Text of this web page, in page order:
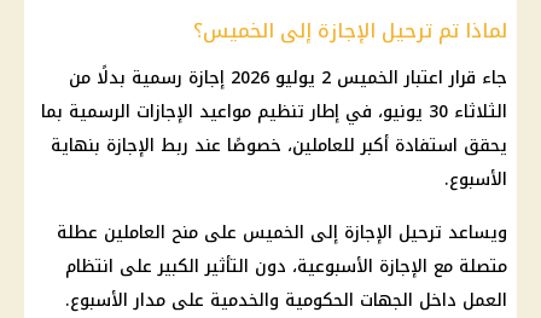
لماذا تم ترحيل الإجازة إلى الخميس؟
جاء قرار اعتبار الخميس 2 يوليو 2026 إجازة رسمية بدلًا من
الثلاثاء 30 يونيو، في إطار تنظيم مواعيد
الإجازات الرسمية بما
يحقق استفادة أكبر للعاملين، خصوصًا عند ربط الإجازة بنهاية
الأسبوع.
ويساعد ترحيل الإجازة إلى الخميس على منح العاملين عطلة
متصلة مع الإجازة الأسبوعية، دون التأثير الكبير على انتظام
العمل داخل الجهات الحكومية والخدمية على مدار الأسبوع.